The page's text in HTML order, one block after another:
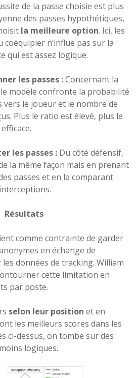
de la passe choisie est plus
des passes hypothétiques,
la meilleure option. Ici, les
n’influe pas sur la
qui est assez logique.
les passes :Concernant la
modèle confronte la probabilité
vers le joueur et le nombre de
Plus le ratio est élevé, plus le
efficace.
les passes : Du côté défensif,
la même façon mais en prenant
passes et en la comparant
Résultats
comme contrainte de garder
en échange de
données de tracking. William
cette limitation en
par poste.
selon leur position et en
les meilleurs scores dans les
ci-dessus, on tombe sur des
logiques.